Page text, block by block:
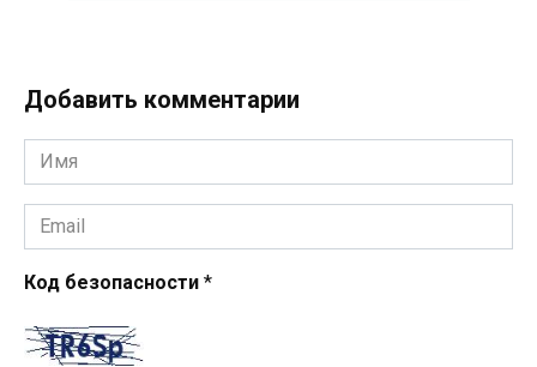
Добавить комментарии
Имя
*
Email
*
Код безопасности *